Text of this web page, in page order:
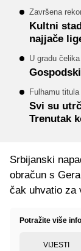
Završena
Kultni
najjače
U gradu čelika
Fulhamu titula
Svi su
Trenutak
Srbijanski
obračun s
čak uhvatio za
Potražite više
VIJESTI